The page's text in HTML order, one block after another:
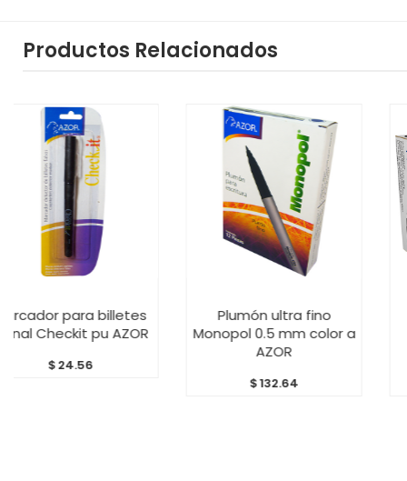
Productos Relacionados
billetes
AZOR
Plumón ultra fino
Monopol 0.5 mm color a
Marcador
Didáctico